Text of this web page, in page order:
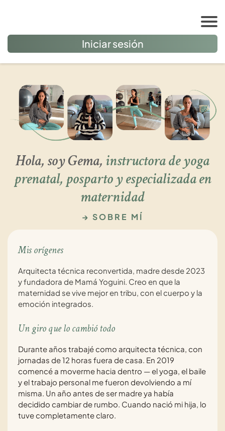
Iniciar sesión
Hola, soy Gema, instructora de yoga
prenatal, posparto y especializada en
maternidad
→ SOBRE MÍ
Mis orígenes
Arquitecta técnica reconvertida, madre desde 2023
y fundadora de Mamá Yoguini. Creo en que la
maternidad se vive mejor en tribu, con el cuerpo y la
emoción integrados.
Un giro que lo cambió todo
Durante años trabajé como arquitecta técnica, con
jornadas de 12 horas fuera de casa. En 2019
comencé a moverme hacia dentro — el yoga, el baile
y el trabajo personal me fueron devolviendo a mí
misma. Un año antes de ser madre ya había
decidido cambiar de rumbo. Cuando nació mi hija, lo
tuve completamente claro.